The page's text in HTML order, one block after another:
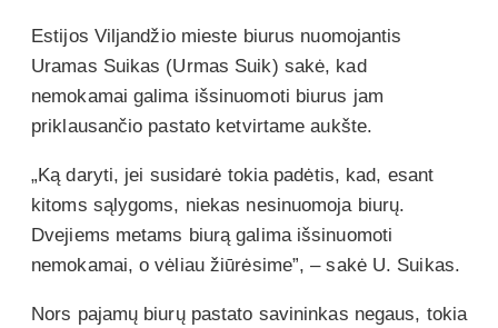
Estijos Viljandžio mieste biurus nuomojantis
Uramas Suikas (Urmas Suik) sakė, kad
nemokamai galima išsinuomoti biurus jam
priklausančio pastato ketvirtame aukšte.
„Ką daryti, jei susidarė tokia padėtis, kad, esant
kitoms sąlygoms, niekas nesinuomoja biurų.
Dvejiems metams biurą galima išsinuomoti
nemokamai, o vėliau žiūrėsime”, – sakė U. Suikas.
Nors pajamų biurų pastato savininkas negaus, tokia